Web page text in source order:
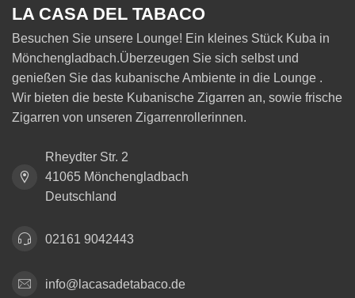
LA CASA DEL TABACO
Besuchen Sie unsere Lounge! Ein kleines Stück Kuba in
Mönchengladbach.Überzeugen Sie sich selbst und
genießen Sie das kubanische Ambiente in die Lounge .
Wir bieten die beste Kubanische Zigarren an, sowie frische
Zigarren von unseren Zigarrenrollerinnen.
Rheydter Str. 2
41065 Mönchengladbach
Deutschland
02161 9042443
info@lacasadetabaco.de